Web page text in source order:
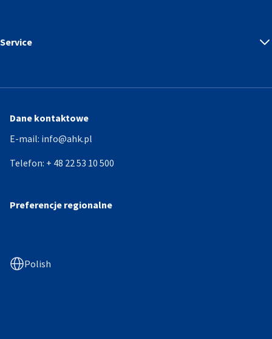
Service
Dane kontaktowe
E-mail: info@ahk.pl
Telefon: + 48 22 53 10 500
Preferencje regionalne
Polish